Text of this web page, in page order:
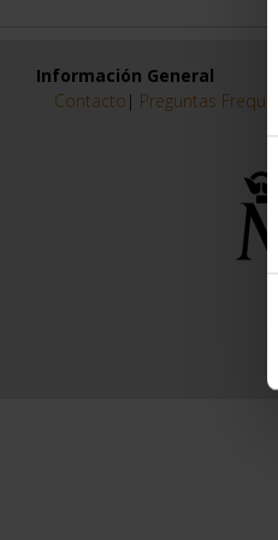
de
Información General
Contacto | Preguntas